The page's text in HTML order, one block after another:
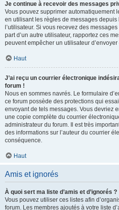
Je continue à recevoir des messages
Vous pouvez supprimer automatiquement
en utilisant les règles de messages
l’utilisateur. Si vous recevez des
part d’un autre utilisateur, rapportez ces
peuvent empêcher un utilisateur
Haut
J’ai reçu un courrier électronique
forum !
Nous en sommes navrés. Le formulaire
ce forum possède des protections qui
envoyant de tels messages. Vous devriez
une copie complète du courrier
administrateur du forum. Il est très
des informations sur l’auteur du courrier
conséquence.
Haut
Amis et ignorés
À quoi sert ma liste d’amis et d’ignorés ?
Vous pouvez utiliser ces listes afin
forum. Les membres ajoutés à votre liste